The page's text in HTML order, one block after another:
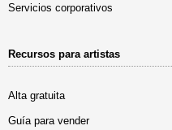
Servicios corporativos
Recursos para artistas
Alta gratuita
Guía para vender